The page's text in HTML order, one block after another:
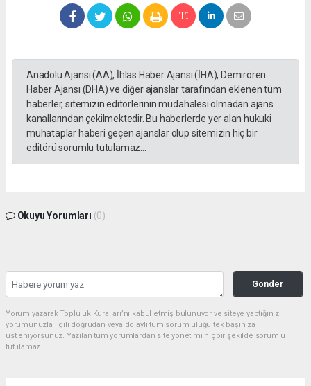
Anadolu Ajansı (AA), İhlas Haber Ajansı (İHA), Demirören
Haber Ajansı (DHA) ve diğer ajanslar tarafından eklenen tüm
haberler, sitemizin editörlerinin müdahalesi olmadan ajans
kanallarından çekilmektedir. Bu haberlerde yer alan hukuki
muhataplar haberi geçen ajanslar olup sitemizin hiç bir
editörü sorumlu tutulamaz...
Okuyu Yorumları (0)
Gonder
Yorum yazarak Topluluk Kuralları’nı kabul etmiş bulunuyor ve siteye yaptığınız
yorumunuzla ilgili doğrudan veya dolaylı tüm sorumluluğu tek başınıza
üstleniyorsunuz. Yazılan tüm yorumlardan site yönetimi hiçbir şekilde sorumlu
tutulamaz.